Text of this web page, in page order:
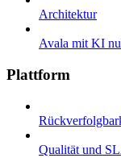
Architektur
Avala mit KI
Plattform
Qualität und